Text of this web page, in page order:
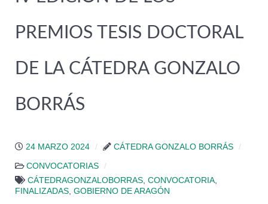
PREMIOS TESIS DOCTORAL
DE LA CÁTEDRA GONZALO
BORRÁS
24 MARZO 2024 CÁTEDRA GONZALO BORRÁS
CONVOCATORIAS
CÁTEDRAGONZALOBORRAS, CONVOCATORIA,
FINALIZADAS, GOBIERNO DE ARAGÓN